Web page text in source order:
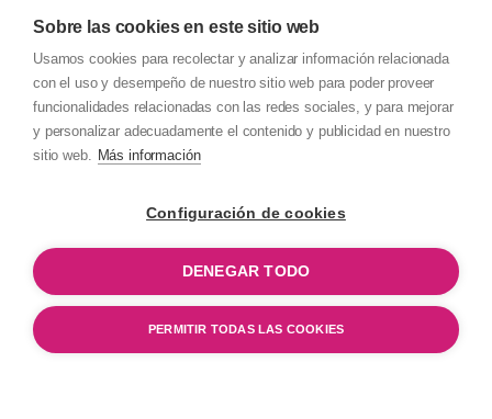
¿Alguna Pregunta?
915 990 148 ó 605
Sobre las cookies en este sitio web
Usamos cookies para recolectar y analizar información relacionada
con el uso y desempeño de nuestro sitio web para poder proveer
funcionalidades relacionadas con las redes sociales, y para mejorar
y personalizar adecuadamente el contenido y publicidad en nuestro
sitio web. Más información
Configuración de cookies
DENEGAR TODO
PERMITIR TODAS LAS COOKIES